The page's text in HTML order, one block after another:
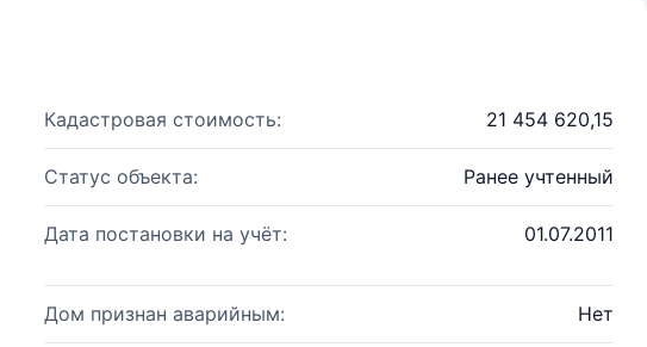
Кадастровая стоимость: 21 454 620,15
Статус объекта: Ранее учтенный
Дата постановки на учёт: 01.07.2011
Дом признан аварийным: Нет